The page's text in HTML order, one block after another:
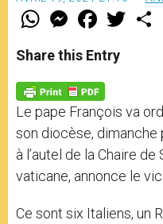
W
t
s
p
p
M
e
s
e
g
e
r
F
a
e
b
o
k
w
Share this Entry
Le pape François va
son diocèse, dimanche
à l’autel de la Chaire
vaticane, annonce le
Ce sont six Italiens, un